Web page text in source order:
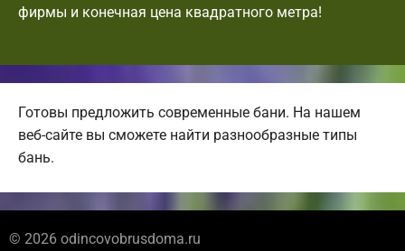
фирмы и конечная цена квадратного метра!
Готовы предложить современные бани. На нашем
веб-сайте вы сможете найти разнообразные типы
бань.
© 2026 odincovobrusdoma.ru